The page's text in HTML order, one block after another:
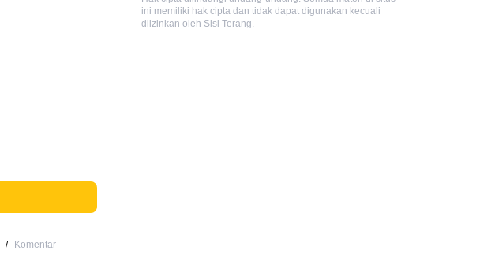
ini memiliki hak cipta dan tidak dapat digunakan kecuali
diizinkan oleh Sisi Terang.
/ Komentar